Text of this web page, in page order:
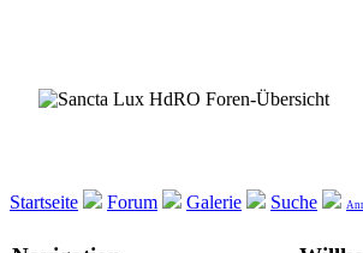
Startseite Forum Galerie Suche